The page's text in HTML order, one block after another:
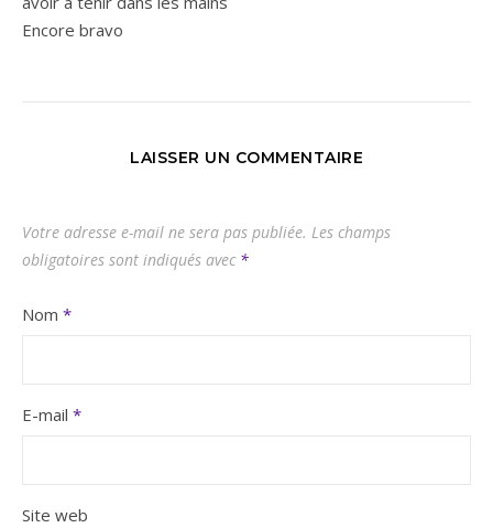
Encore bravo
LAISSER UN COMMENTAIRE
Votre adresse e-mail ne sera pas publiée. Les champs
obligatoires sont indiqués avec *
Nom *
E-mail *
Site web